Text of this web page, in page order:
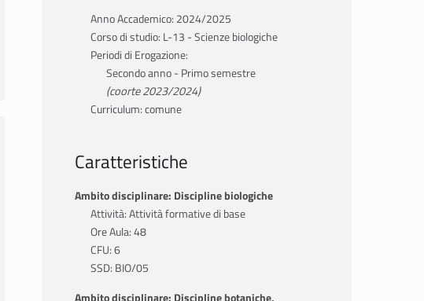
Anno Accademico: 2024/2025
Corso di studio: L-13 - Scienze biologiche
Periodi di Erogazione:
Secondo anno - Primo semestre
(coorte 2023/2024)
Curriculum: comune
Caratteristiche
Ambito disciplinare: Discipline biologiche
Attività: Attività formative di base
Ore Aula: 48
CFU: 6
SSD: BIO/05